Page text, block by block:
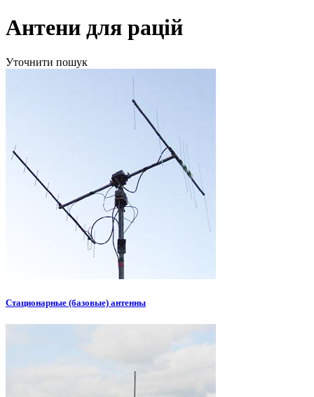
Антени для рацій
Уточнити пошук
Стационарные (базовые) антенны